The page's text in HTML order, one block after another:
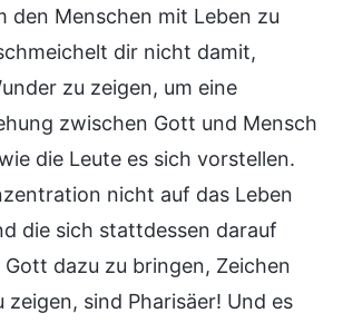
den Menschen mit Leben zu
dir nicht damit,
zu zeigen, um eine
zwischen Gott und Mensch
die Leute es sich vorstellen.
nicht auf das Leben
die sich stattdessen darauf
dazu zu bringen, Zeichen
zeigen, sind Pharisäer! Und es